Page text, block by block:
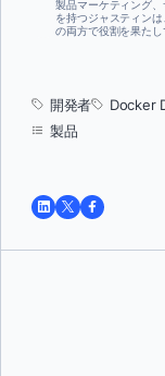
製品マーケティング
を持つジャスティン
の両方で役割を果た
開発者 Docker
製品